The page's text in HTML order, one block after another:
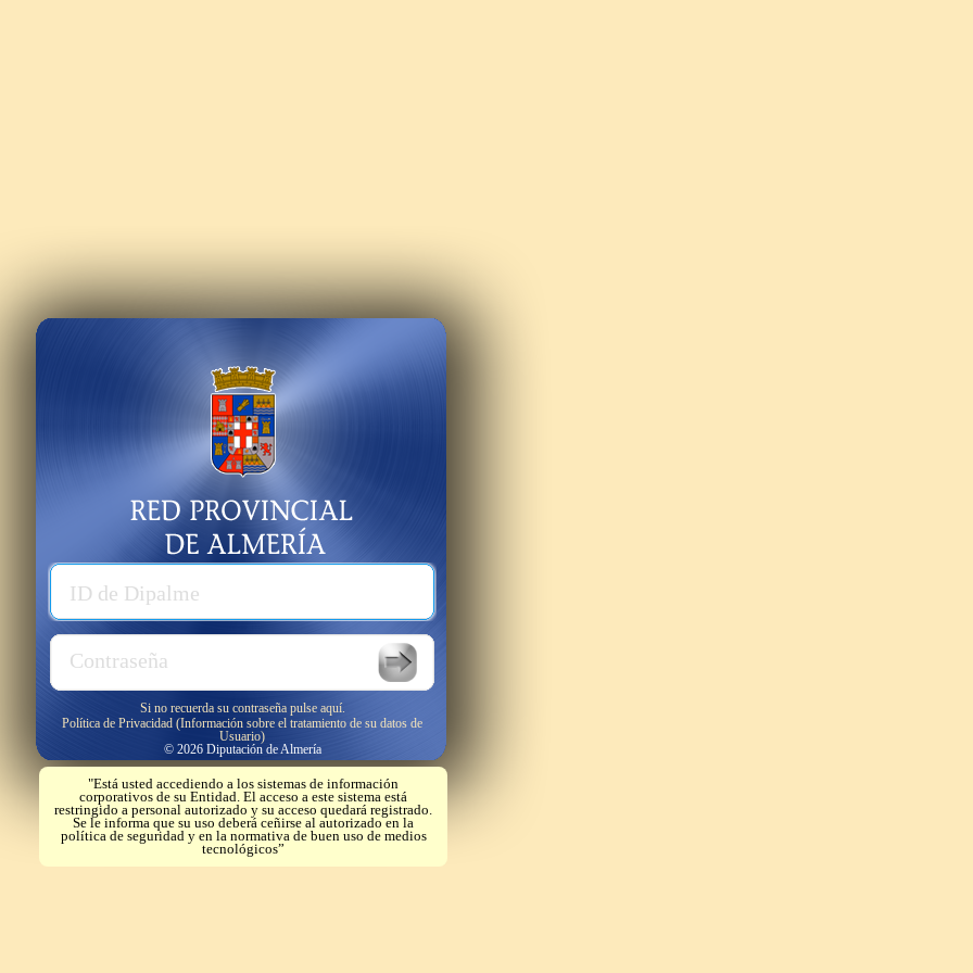
ID de Dipalme
Contraseña
Usuario
Password
Si no recuerda su contraseña pulse aquí.
Política de Privacidad (Información sobre el tratamiento de su datos de
Usuario)
© 2026 Diputación de Almería
"Está usted accediendo a los sistemas de información
corporativos de su Entidad. El acceso a este sistema está
restringido a personal autorizado y su acceso quedará registrado.
Se le informa que su uso deberá ceñirse al autorizado en la
política de seguridad y en la normativa de buen uso de medios
tecnológicos”